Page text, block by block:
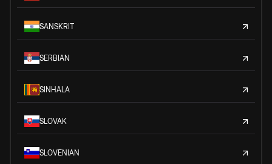
SANSKRIT
SERBIAN
SINHALA
SLOVAK
SLOVENIAN